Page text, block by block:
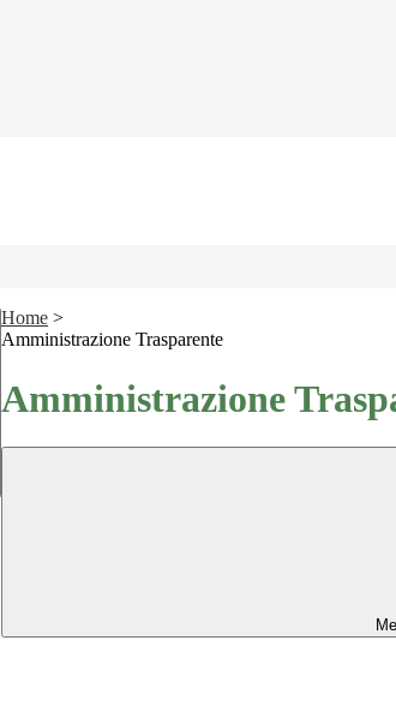
Home >
Amministrazione Trasparente
Amministrazione